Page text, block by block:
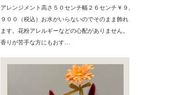
アレンジメント高さ５０センチ幅２６センチ￥９,
９００（税込）お水がいらないのでそのまま飾れ
ます。花粉アレルギーなどの心配がありません。
香りが苦手な方にもおす…